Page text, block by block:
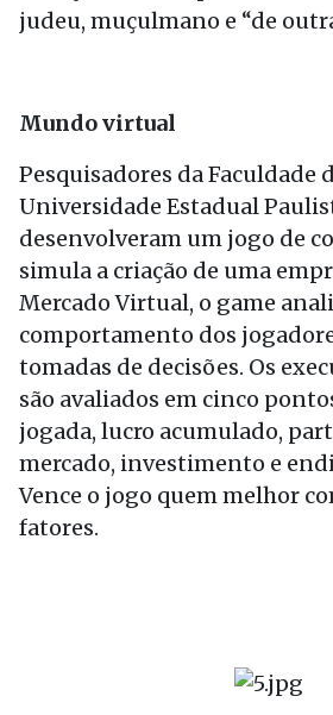
judeu, muçulmano e “de
Mundo virtual
Pesquisadores da Faculdade
Universidade Estadual
desenvolveram um jogo de
simula a criação de uma
Mercado Virtual, o game
comportamento dos
tomadas de decisões. Os
são avaliados em cinco
jogada, lucro acumulado,
mercado, investimento e
Vence o jogo quem melhor
fatores.